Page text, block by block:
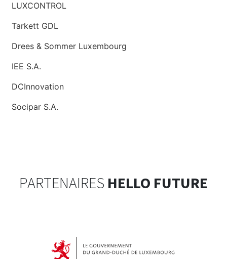
LUXCONTROL
Tarkett GDL
Drees & Sommer Luxembourg
IEE S.A.
DCInnovation
Socipar S.A.
PARTENAIRES HELLO FUTURE